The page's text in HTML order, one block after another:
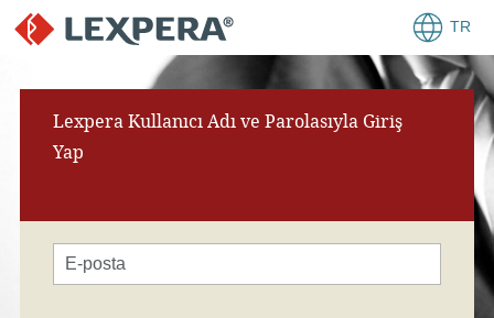
TR
Lexpera Kullanıcı Adı ve Parolasıyla Giriş
Yap